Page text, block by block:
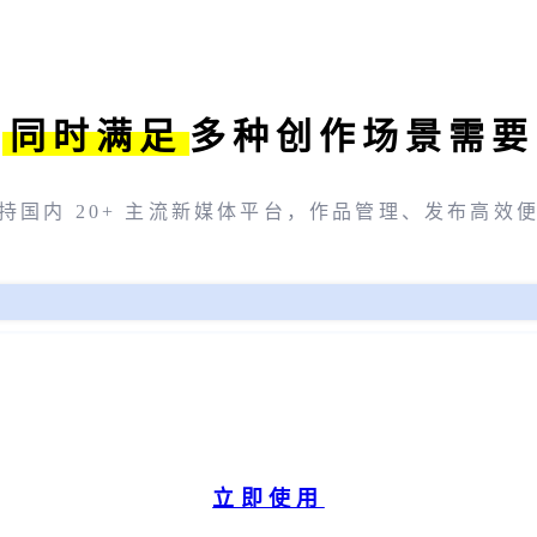
同时满足 多种创作场景需要
国内 20+ 主流新媒体平台，作品管理、发布高效
立即使用